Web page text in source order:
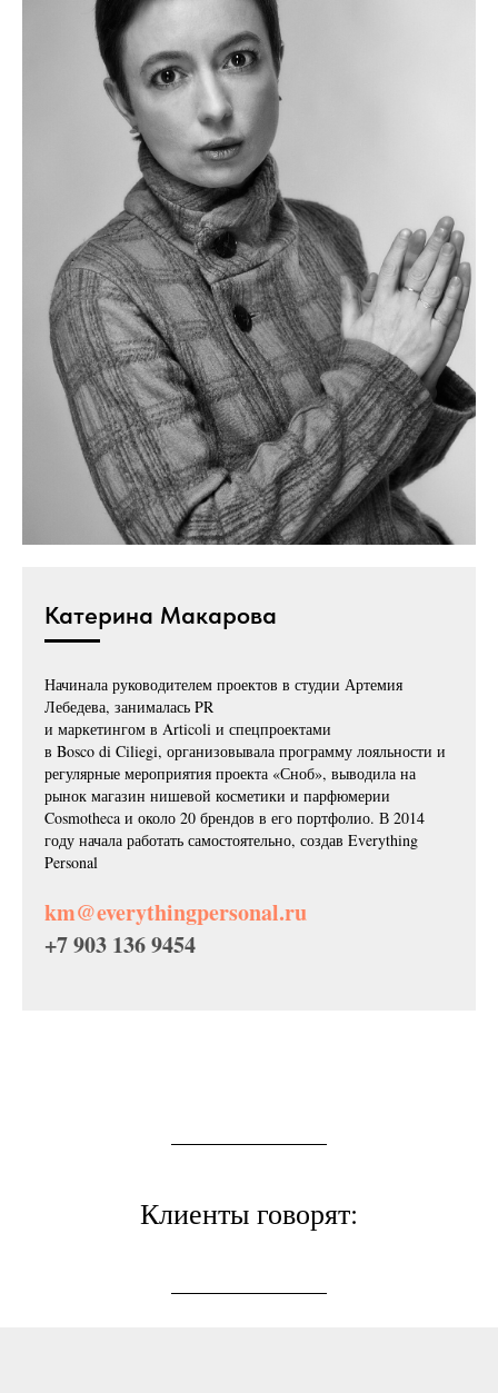
Катерина Макарова
Начинала руководителем проектов в студии Артемия
Лебедева, занималась PR
и маркетингом в Articoli и спецпроектами
в Bosco di Ciliegi, организовывала программу лояльности и
регулярные мероприятия проекта «Сноб», выводила на
рынок магазин нишевой косметики и парфюмерии
Cosmotheca и около 20 брендов в его портфолио. В 2014
году начала работать самостоятельно, создав Everything
Personal
km@everythingpersonal.ru
+7 903 136 9454
Клиенты говорят: